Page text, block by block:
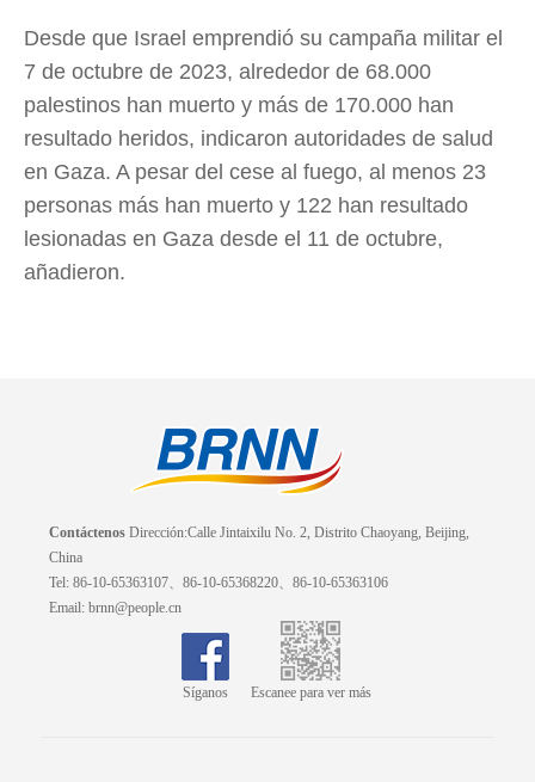
Desde que Israel emprendió su campaña militar el
7 de octubre de 2023, alrededor de 68.000
palestinos han muerto y más de 170.000 han
resultado heridos, indicaron autoridades de salud
en Gaza. A pesar del cese al fuego, al menos 23
personas más han muerto y 122 han resultado
lesionadas en Gaza desde el 11 de octubre,
añadieron.
Contáctenos Dirección:Calle Jintaixilu No. 2, Distrito Chaoyang, Beijing,
China
Tel: 86-10-65363107、86-10-65368220、86-10-65363106
Email: brnn@people.cn
Síganos Escanee para ver más